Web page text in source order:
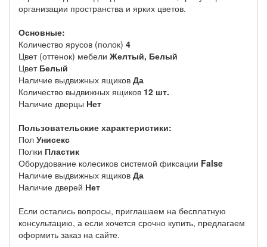
организации пространства и ярких цветов.
Основные:
Количество ярусов (полок) 4
Цвет (оттенок) мебели Желтый, Белый
Цвет Белый
Наличие выдвижных ящиков Да
Количество выдвижных ящиков 12 шт.
Наличие дверцы Нет
Пользовательские характеристики:
Пол Унисекс
Полки Пластик
Оборудование колесиков системой фиксации False
Наличие выдвижных ящиков Да
Наличие дверей Нет
Если остались вопросы, приглашаем на бесплатную
консультацию, а если хочется срочно купить, предлагаем
оформить заказ на сайте.